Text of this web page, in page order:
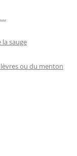
sauge
ou du menton